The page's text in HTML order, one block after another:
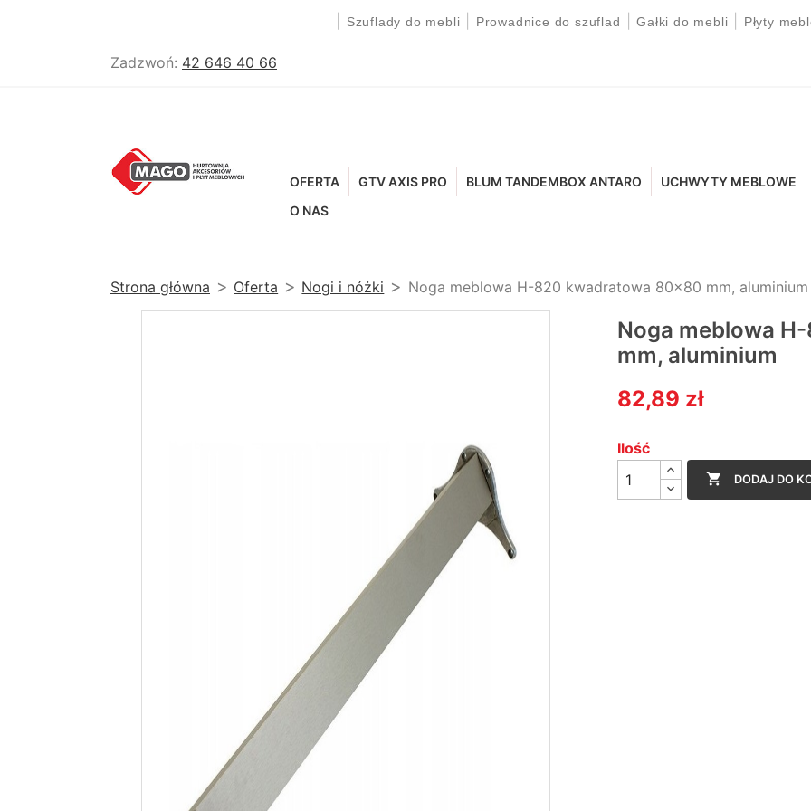
Szuflady do mebli Prowadnice do szuflad |Gałki do mebli Płyty
Zadzwoń: 42 646 40 66
OFERTA GTV AXIS PRO BLUM TANDEMBOX ANTARO UCHWYTY MEBLOWE
O NAS
Strona główna Oferta Nogi i nóżki Noga meblowa H-820 kwadratowa 80x80 mm, aluminium
Noga meblowa
mm, aluminium
82,89 zł
Ilość
 DODAJ DO